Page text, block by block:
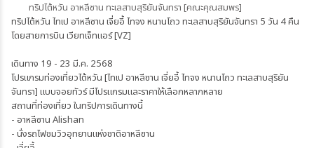
ทริปไต้หวัน อาหลีซาน ทะเลสาบสุริยันจันทรา [คณะคุณสมพร]
ทริปไต้หวัน ไทเป อาหลีซาน เจี่ยอี้ ไทจง หนานโถว ทะเลสาบสุริยันจันทรา 5 วัน 4 คืน
โดยสายการบิน เวียทเจ็ทแอร์ [VZ]
เดินทาง 19 - 23 มี.ค. 2568
โปรแกรมท่องเที่ยวไต้หวัน [ไทเป อาหลีซาน เจี่ยอี้ ไทจง หนานโถว ทะเลสาบสุริยัน
จันทรา] แบบจอยทัวร์ มีโปรแกรมและราคาให้เลือกหลากหลาย
สถานที่ท่องเที่ยว ในทริปการเดินทางนี้
- อาหลีซาน Alishan
- นั่งรถไฟชมวิวอุทยานแห่งชาติอาหลีซาน